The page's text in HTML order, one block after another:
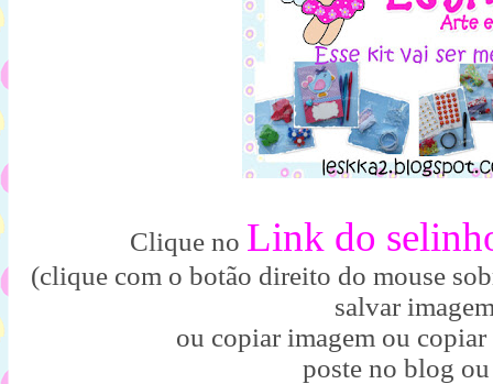
Clique no Link do
(clique com o botão direito do mouse
salvar
ou copiar imagem ou
poste no blog